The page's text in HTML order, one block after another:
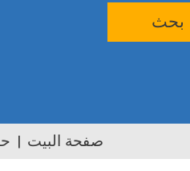
بحث
صفحة البيت